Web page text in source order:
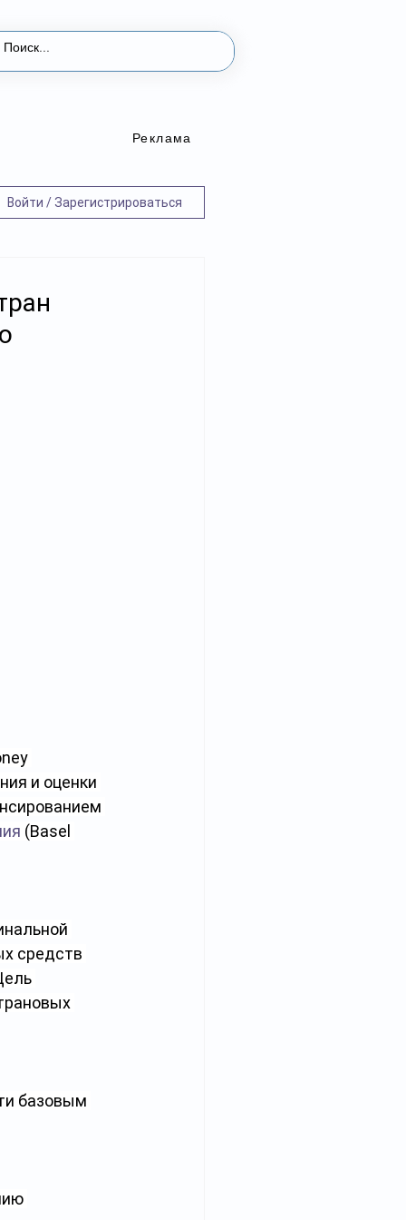
Реклама
Войти / Зарегистрироваться
и оценки
(Basel
средств
базовым